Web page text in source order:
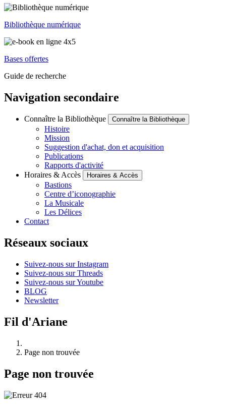
Bibliothèque numérique
Bases offertes
Guide de recherche
Navigation secondaire
Connaître la Bibliothèque Connaître la Bibliothèque
Histoire
Mission
Suggestion d'achat, don et acquisition
Publications
Rapports d'activité
Horaires & Accès
Horaires & Accès
Bastions
Centre d’iconographie
La Musicale
Les Délices
Contact
Réseaux sociaux
Suivez-nous sur Instagram
Suivez-nous sur Threads
Suivez-nous sur Youtube
BLOG
Newsletter
Fil d'Ariane
Page non trouvée
Page non trouvée